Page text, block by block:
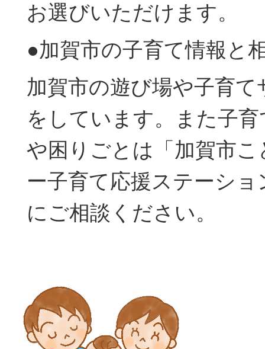
お選びいただけます。
●加賀市の子育て情報と
加賀市の遊び場や子育
をしています。また子
や困りごとは「加賀市
ー子育て応援ステーシ
にご相談ください。